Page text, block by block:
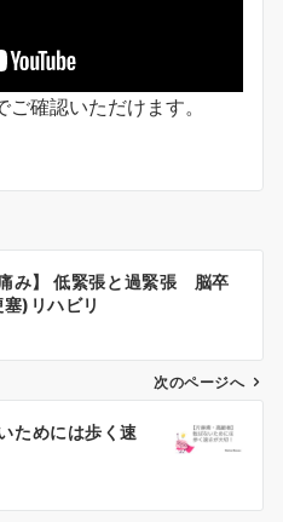
確認いただけます。
痛み】 低緊張と過緊張 脳卒
)リハビリ
次のページへ
ためには歩く速